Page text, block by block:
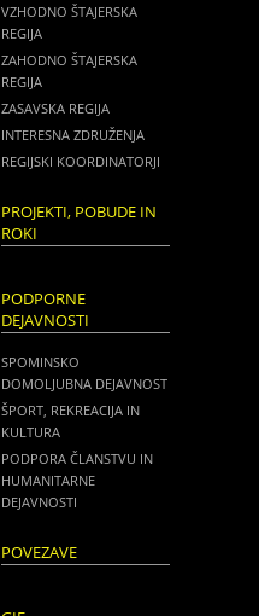
VZHODNO ŠTAJERSKA
REGIJA
ZAHODNO ŠTAJERSKA
REGIJA
ZASAVSKA REGIJA
INTERESNA ZDRUŽENJA
REGIJSKI KOORDINATORJI
PROJEKTI, POBUDE IN
ROKI
PODPORNE
DEJAVNOSTI
SPOMINSKO
DOMOLJUBNA DEJAVNOST
ŠPORT, REKREACIJA IN
KULTURA
PODPORA ČLANSTVU IN
HUMANITARNE
DEJAVNOSTI
POVEZAVE